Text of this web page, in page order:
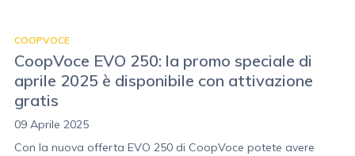
COOPVOCE
CoopVoce EVO 250: la promo speciale di
aprile 2025 è disponibile con attivazione
gratis
09 Aprile 2025
Con la nuova offerta EVO 250 di CoopVoce potete avere